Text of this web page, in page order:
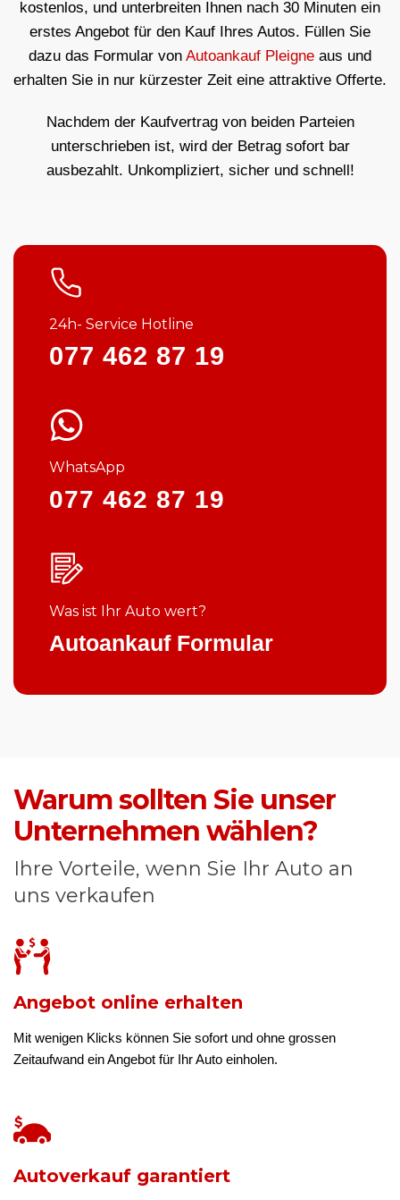
kostenlos, und unterbreiten Ihnen nach 30 Minuten ein
erstes Angebot für den Kauf Ihres Autos. Füllen Sie
dazu das Formular von Autoankauf Pleigne aus und
erhalten Sie in nur kürzester Zeit eine attraktive Offerte.
Nachdem der Kaufvertrag von beiden Parteien
unterschrieben ist, wird der Betrag sofort bar
ausbezahlt. Unkompliziert, sicher und schnell!
24h- Service Hotline
077 462 87 19
WhatsApp
077 462 87 19
Was ist Ihr Auto wert?
Autoankauf Formular
Warum sollten Sie unser
Unternehmen wählen?
Ihre Vorteile, wenn Sie Ihr Auto an
uns verkaufen
Angebot online erhalten
Mit wenigen Klicks können Sie sofort und ohne grossen
Zeitaufwand ein Angebot für Ihr Auto einholen.
Autoverkauf garantiert